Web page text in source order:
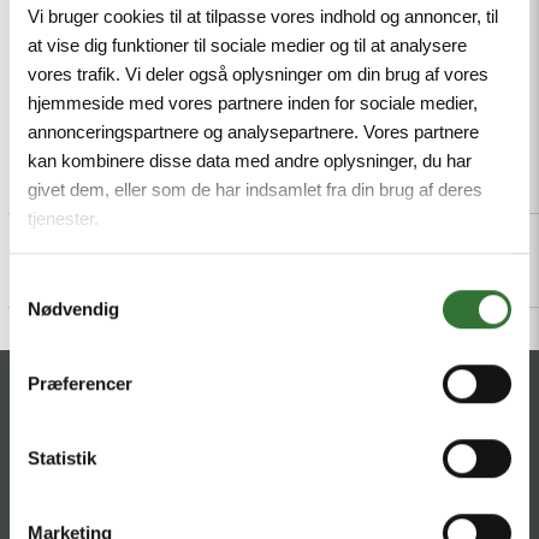
Vi bruger cookies til at tilpasse vores indhold og annoncer, til
at vise dig funktioner til sociale medier og til at analysere
vores trafik. Vi deler også oplysninger om din brug af vores
hjemmeside med vores partnere inden for sociale medier,
annonceringspartnere og analysepartnere. Vores partnere
kan kombinere disse data med andre oplysninger, du har
givet dem, eller som de har indsamlet fra din brug af deres
tjenester.
Nødvendig
Præferencer
Statistik
Marketing
Beschreibung Specifications Dateien
KONTAKT
HQ:Theilgaards Torv 1